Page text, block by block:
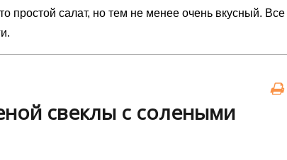
простой салат, но тем не менее очень вкусный. Все
свеклы с солеными